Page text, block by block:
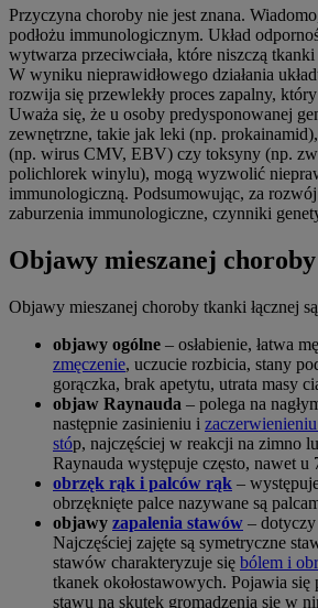
Przyczyna choroby nie jest znana.
podłożu immunologicznym. Układ
wytwarza przeciwciała, które niszczą tkanki
W wyniku nieprawidłowego działania
rozwija się przewlekły proces zapalny,
Uważa się, że u osoby predysponowanej
zewnętrzne, takie jak leki (np.
(np. wirus CMV, EBV) czy toksyny (np.
polichlorek winylu), mogą wyzwolić
immunologiczną. Podsumowując, za
zaburzenia immunologiczne, czynniki
Objawy mieszanej
Objawy mieszanej choroby tkanki łącznej
objawy ogólne – osłabienie, łatwa
zmęczenie, uczucie rozbicia, stany
gorączka, brak apetytu, utrata masy
objaw Raynauda – polega na
następnie zasinieniu i
stóp, najczęściej w reakcji na zimno
Raynauda występuje często, nawet u
obrzęk rąk i palców rąk –
obrzęknięte palce nazywane są
objawy zapalenia stawów –
Najczęściej zajęte są symetryczne
stawów charakteryzuje się bólem i
tkanek okołostawowych. Pojawia się
stawu na skutek gromadzenia się w